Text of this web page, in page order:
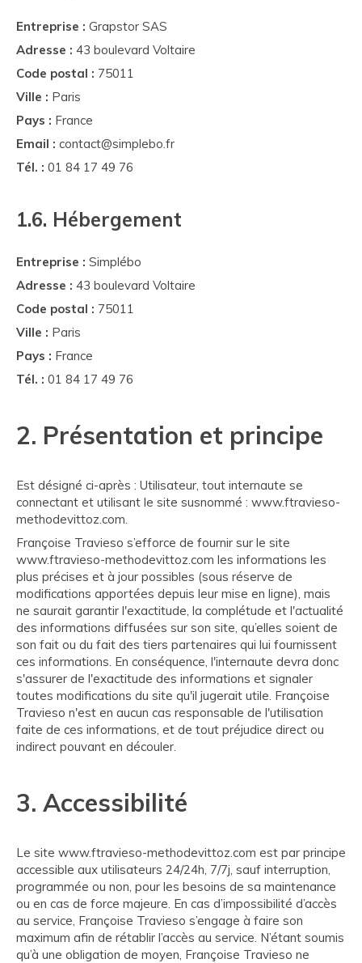
Entreprise : Grapstor SAS
Adresse : 43 boulevard Voltaire
Code postal : 75011
Ville : Paris
Pays : France
Email : contact@simplebo.fr
Tél. : 01 84 17 49 76
1.6. Hébergement
Entreprise : Simplébo
Adresse : 43 boulevard Voltaire
Code postal : 75011
Ville : Paris
Pays : France
Tél. : 01 84 17 49 76
2. Présentation et principe
Est désigné ci-après : Utilisateur, tout internaute se
connectant et utilisant le site susnommé : www.ftravieso-
methodevittoz.com.
Françoise Travieso s’efforce de fournir sur le site
www.ftravieso-methodevittoz.com les informations les
plus précises et à jour possibles (sous réserve de
modifications apportées depuis leur mise en ligne), mais
ne saurait garantir l'exactitude, la complétude et l'actualité
des informations diffusées sur son site, qu’elles soient de
son fait ou du fait des tiers partenaires qui lui fournissent
ces informations. En conséquence, l'internaute devra donc
s'assurer de l'exactitude des informations et signaler
toutes modifications du site qu'il jugerait utile. Françoise
Travieso n'est en aucun cas responsable de l'utilisation
faite de ces informations, et de tout préjudice direct ou
indirect pouvant en découler.
3. Accessibilité
Le site www.ftravieso-methodevittoz.com est par principe
accessible aux utilisateurs 24/24h, 7/7j, sauf interruption,
programmée ou non, pour les besoins de sa maintenance
ou en cas de force majeure. En cas d’impossibilité d’accès
au service, Françoise Travieso s’engage à faire son
maximum afin de rétablir l’accès au service. N’étant soumis
qu’à une obligation de moyen, Françoise Travieso ne